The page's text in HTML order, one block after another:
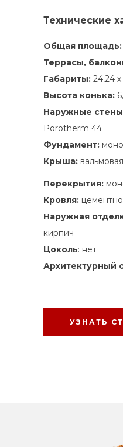
Технические
Общая площадь:
Террасы,
Габариты: 24,24
Высота конька:
Наружные
Porotherm 44
Фундамент:
Крыша: вальмовая
Перекрытия:
Кровля:
Наружная
кирпич
Цоколь: нет
Архитектурный
УЗНАТЬ